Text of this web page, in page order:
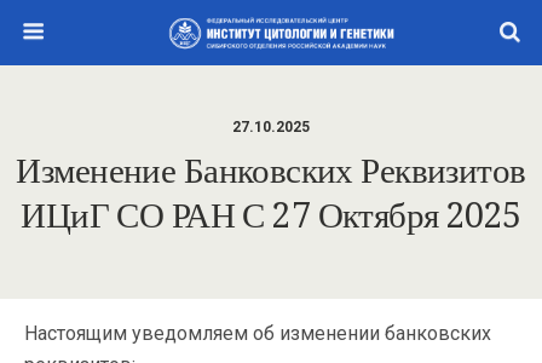
27.10.2025
Изменение Банковских Реквизитов
ИЦиГ СО РАН С 27 Октября 2025
Настоящим уведомляем об изменении банковских